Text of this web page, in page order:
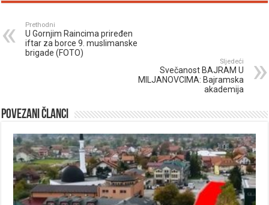
Prethodni
U Gornjim Raincima priređen
iftar za borce 9. muslimanske
brigade (FOTO)
Sljedeći
Svečanost BAJRAM U
MILJANOVCIMA: Bajramska
akademija
Povezani članci